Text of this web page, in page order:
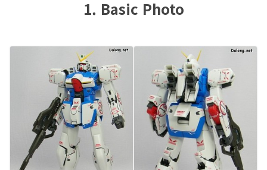
1. Basic Photo